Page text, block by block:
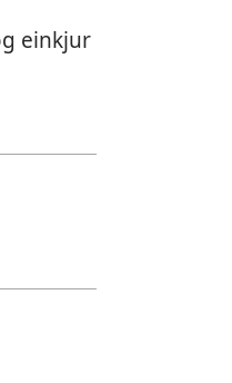
einkjur